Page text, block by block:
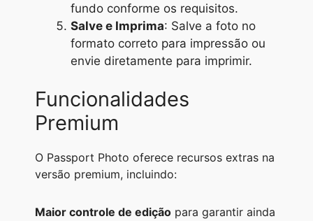
fundo conforme os requisitos.
Salve e Imprima: Salve a foto no
formato correto para impressão ou
envie diretamente para imprimir.
Funcionalidades
Premium
O Passport Photo oferece recursos extras na
versão premium, incluindo:
Maior controle de edição para garantir ainda